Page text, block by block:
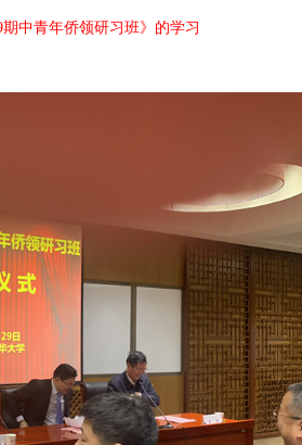
中青年侨领研习班》的学习